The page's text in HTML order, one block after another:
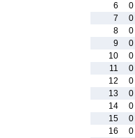
6
0
7
0
8
0
9
0
10
0
11
0
12
0
13
0
14
0
15
0
16
0